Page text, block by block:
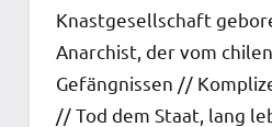
Knastgesellschaft
Anarchist, der vom
Gefängnissen //
// Tod dem Staat, lang